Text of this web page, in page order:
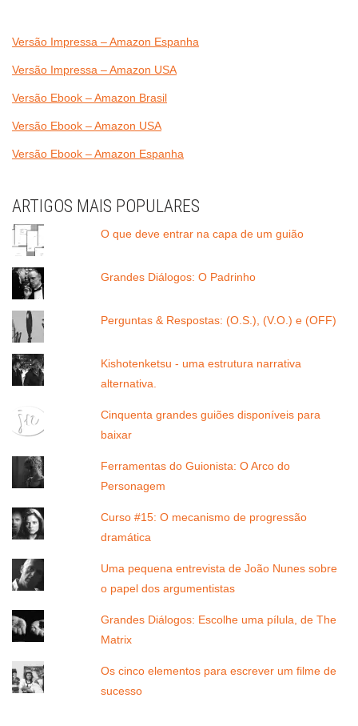
Versão Impressa – Amazon Espanha
Versão Impressa – Amazon USA
Versão Ebook – Amazon Brasil
Versão Ebook – Amazon USA
Versão Ebook – Amazon Espanha
ARTIGOS MAIS POPULARES
O que deve entrar na capa de um guião
Grandes Diálogos: O Padrinho
Perguntas & Respostas: (O.S.), (V.O.) e (OFF)
Kishotenketsu - uma estrutura narrativa
alternativa.
Cinquenta grandes guiões disponíveis para
baixar
Ferramentas do Guionista: O Arco do
Personagem
Curso #15: O mecanismo de progressão
dramática
Uma pequena entrevista de João Nunes sobre
o papel dos argumentistas
Grandes Diálogos: Escolhe uma pílula, de The
Matrix
Os cinco elementos para escrever um filme de
sucesso